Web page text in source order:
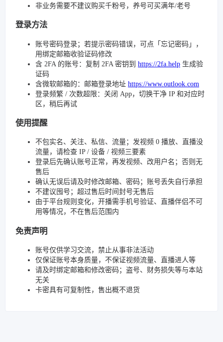
非业务需要不建议购买千粉号，养号可买满年/老号
登录方法
账号密码登录；若提示密码错误，可点「忘记密码」，
用绑定邮箱收验证码修改
含 2FA 的账号：复制 2FA 密钥到 https://2fa.help 生成验
证码
含微软邮箱的：邮箱登录地址 https://www.outlook.com
登录频繁 / 次数超限：关闭 App，切换干净 IP 和对应时
区，稍后再试
使用提醒
不包实名、关注、私信、流量；发视频 0 播放、直播没
流量，请检查 IP / 设备 / 视频三要素
登录后先确认账号正常，再发视频、改用户名；否则无
售后
确认无误后请及时修改邮箱、密码；账号丢失自行承担
不建议囤号；超过售后时间封号无售后
由于平台规则变化，开播需手机号验证、直播伴侣不可
用等情况，不在售后范围内
免责声明
账号仅供学习交流，禁止从事非法活动
仅保证账号本身质量，不保证视频流量、直播进人等
请及时绑定邮箱和修改密码；盗号、财务损失等与本站
无关
卡密具有可复制性，售出概不退货